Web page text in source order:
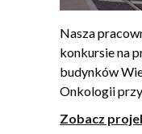
Nasza
konkursie na
budynków
Onkologii przy
Zobacz